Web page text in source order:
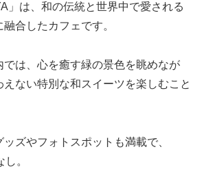
」は、和の伝統と世界中で愛される
合したカフェです。
では、心を癒す緑の景色を眺めなが
えない特別な和スイーツを楽しむこと
ズやフォトスポットも満載で、
。